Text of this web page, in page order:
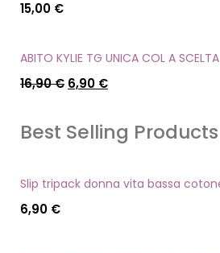
15,00 €
ABITO KYLIE TG UNICA COL A SCELTA
16,90€ 6,90 €
Best Selling Products
6,90 €